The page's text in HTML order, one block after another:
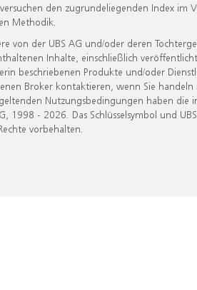
den zugrundeliegenden Index im
Methodik.
der UBS AG und/oder deren
Inhalte, einschließlich
beschriebenen Produkte und/oder
Broker kontaktieren, wenn Sie handeln
Nutzungsbedingungen haben die
- 2026. Das Schlüsselsymbol und
vorbehalten.